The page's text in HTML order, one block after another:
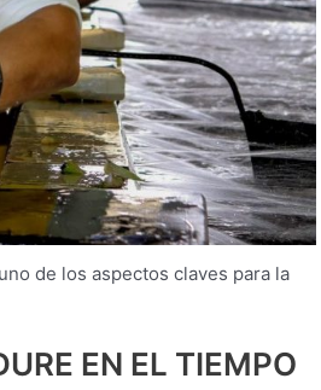
de los aspectos claves para la
EN EL TIEMPO